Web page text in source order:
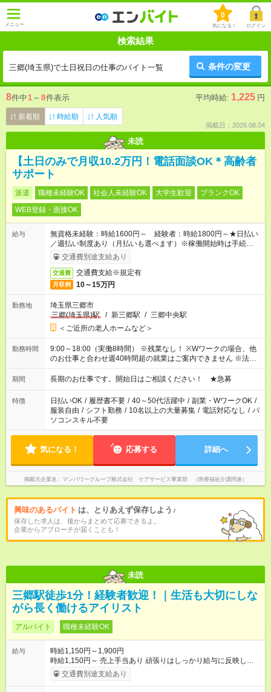
メニュー
0
気になる！ ログイン
検索結果
三郷(埼玉県)で土日祝日の仕事のバイト一覧 条件の変更
8件中1 ～ 8件表示 平均時給: 1,225 円
新着順 時給順 人気順
掲載日：2026.08.04
未読
【土日のみで月収10.2万円！電話面談OK＊高齢者
サポート
派遣 職種未経験OK 社会人未経験OK 大学生歓迎
ブランクOK
WEB登録・面接OK
給与
無資格未経験：時給1600円～ 経験者：時給1800円～★日払い
／週払い制度あり（月払いも選べます）※稼働開始時は手続き完
了次第のお支払いとなります。
交通費別途支給あり
交通費 交通費支給※規定有
月収例 10～15万円
勤務地
埼玉県三郷市
三郷(埼玉県)駅
/ 新三郷駅 / 三郷中央駅
＜ご近所の老人ホームなど＞
勤務時間
9:00～18:00（実働8時間） ※残業なし！ ※Wワークの場合、他
のお仕事と合わせ週40時間超の就業はご案内できません ※法令
に基づき、週20時間以上勤務は社会保険への加入対象となりま
す ※労働者派遣法（日雇い派遣の原則禁止）により、短時間・
期間 長期のお仕事です。開始日はご相談ください！ ★急募
特徴 日払いOK / 履歴書不要 / 40～50代活躍中 / 副業・WワークOK /
服装自由 / シフト勤務 / 10名以上の大量募集 / 電話対応なし / パ
ソコンスキル不要
気になる！ 応募する 詳細へ
掲載元企業名 マンパワーグループ株式会社 ケアサービス事業部 （医療福祉介護関連）
興味のあるバイト は、とりあえず保存しよう♪
保存した求人は、後からまとめて応募できるよ。
企業からアプローチが届くことも！
未読
三郷駅徒歩1分！経験者歓迎！｜生活も大切にしな
がら長く働けるアイリスト
アルバイト 職種未経験OK
給与
時給1,150円～1,900円
時給1,150円～ 売上手当あり 頑張りはしっかり給与に反映しま
す 技術習得後は売上に応じて時給アップも可能 【試用期間】試
用期間あり 試用期間の長さ：1ヶ月 ※ 雇用形態と給与に、本採
交通費別途支給あり